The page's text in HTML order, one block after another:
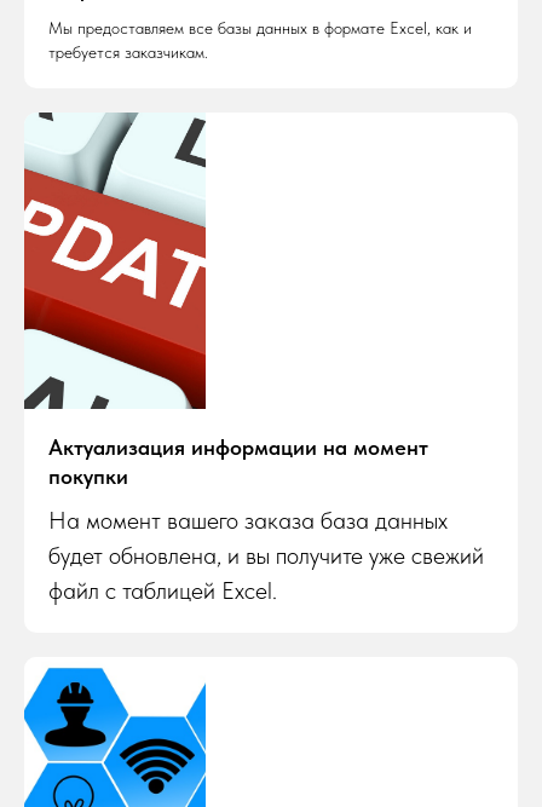
Мы предоставляем все базы данных в формате Excel, как и
требуется заказчикам.
Актуализация информации на момент
покупки
На момент вашего заказа база данных
будет обновлена, и вы получите уже свежий
файл с таблицей Excel.